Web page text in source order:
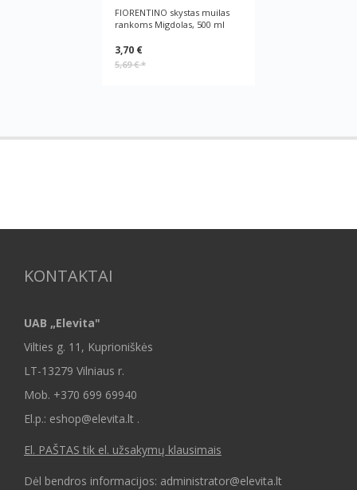
FIORENTINO skystas muilas
rankoms Migdolas, 500 ml
3,70 €
5,69 €*
KONTAKTAI
UAB „Elevita"
Vilties g. 11, Kuprioniškės
LT-13279 Vilniaus r.
Mob. +370 699 69940
El.p.: eshop@elevita.lt .
El. PAŠTAS tik el. užsakymų klausimais
Dėl bendros informacijos: administrator@elevita.lt